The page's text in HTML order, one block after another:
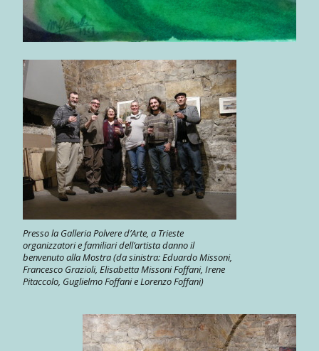
Presso la Galleria Polvere d’Arte, a Trieste
organizzatori e familiari dell’artista danno il
benvenuto alla Mostra (da sinistra: Eduardo Missoni,
Francesco Grazioli, Elisabetta Missoni Foffani, Irene
Pitaccolo, Guglielmo Foffani e Lorenzo Foffani)